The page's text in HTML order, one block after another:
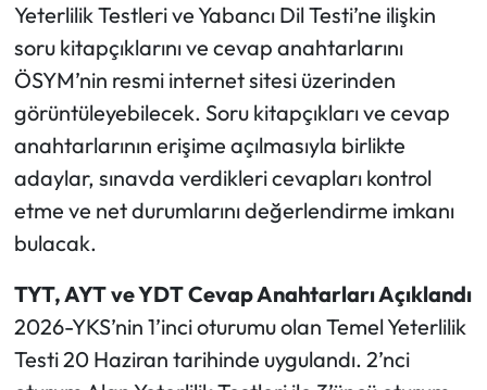
Yeterlilik Testleri ve Yabancı Dil Testi’ne ilişkin
soru kitapçıklarını ve cevap anahtarlarını
ÖSYM’nin resmi internet sitesi üzerinden
görüntüleyebilecek. Soru kitapçıkları ve cevap
anahtarlarının erişime açılmasıyla birlikte
adaylar, sınavda verdikleri cevapları kontrol
etme ve net durumlarını değerlendirme imkanı
bulacak.
TYT, AYT ve YDT Cevap Anahtarları Açıklandı
2026-YKS’nin 1’inci oturumu olan Temel Yeterlilik
Testi 20 Haziran tarihinde uygulandı. 2’nci